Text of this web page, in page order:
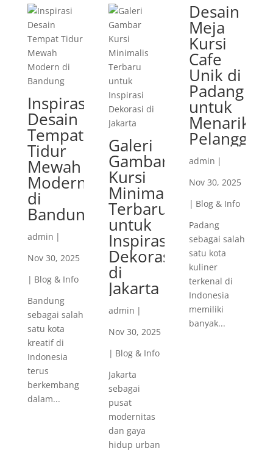
Inspirasi
Desain
Tempat
Tidur
Mewah
Modern
di
Bandung
admin |
Nov 30, 2025
| Blog & Info
Bandung
sebagai salah
satu kota
kreatif di
Indonesia
terus
berkembang
dalam...
Galeri
Gambar
Kursi
Minimalis
Terbaru
untuk
Inspirasi
Dekorasi
di
Jakarta
admin |
Nov 30, 2025
| Blog & Info
Jakarta
sebagai
pusat
modernitas
dan gaya
hidup urban
Desain
Meja
Kursi
Cafe
Unik di
Padang
untuk
Menarik
Pelanggan
admin |
Nov 30, 2025
| Blog & Info
Padang
sebagai salah
satu kota
kuliner
terkenal di
Indonesia
memiliki
banyak...